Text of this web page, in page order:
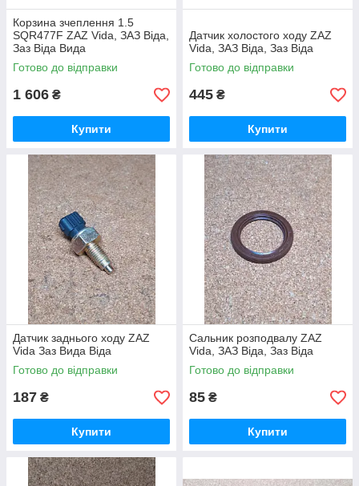
Корзина зчеплення 1.5
SQR477F ZAZ Vida, ЗАЗ Віда,
Заз Віда Вида
Готово до відправки
1 606 ₴
Купити
Датчик холостого ходу ZAZ
Vida, ЗАЗ Віда, Заз Віда
Готово до відправки
445 ₴
Купити
Датчик заднього ходу ZAZ
Vida Заз Вида Віда
Готово до відправки
187 ₴
Купити
Сальник розподвалу ZAZ
Vida, ЗАЗ Віда, Заз Віда
Готово до відправки
85 ₴
Купити